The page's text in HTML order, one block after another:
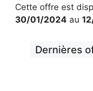
Cette offre est
30/01/2024 au
Dernières